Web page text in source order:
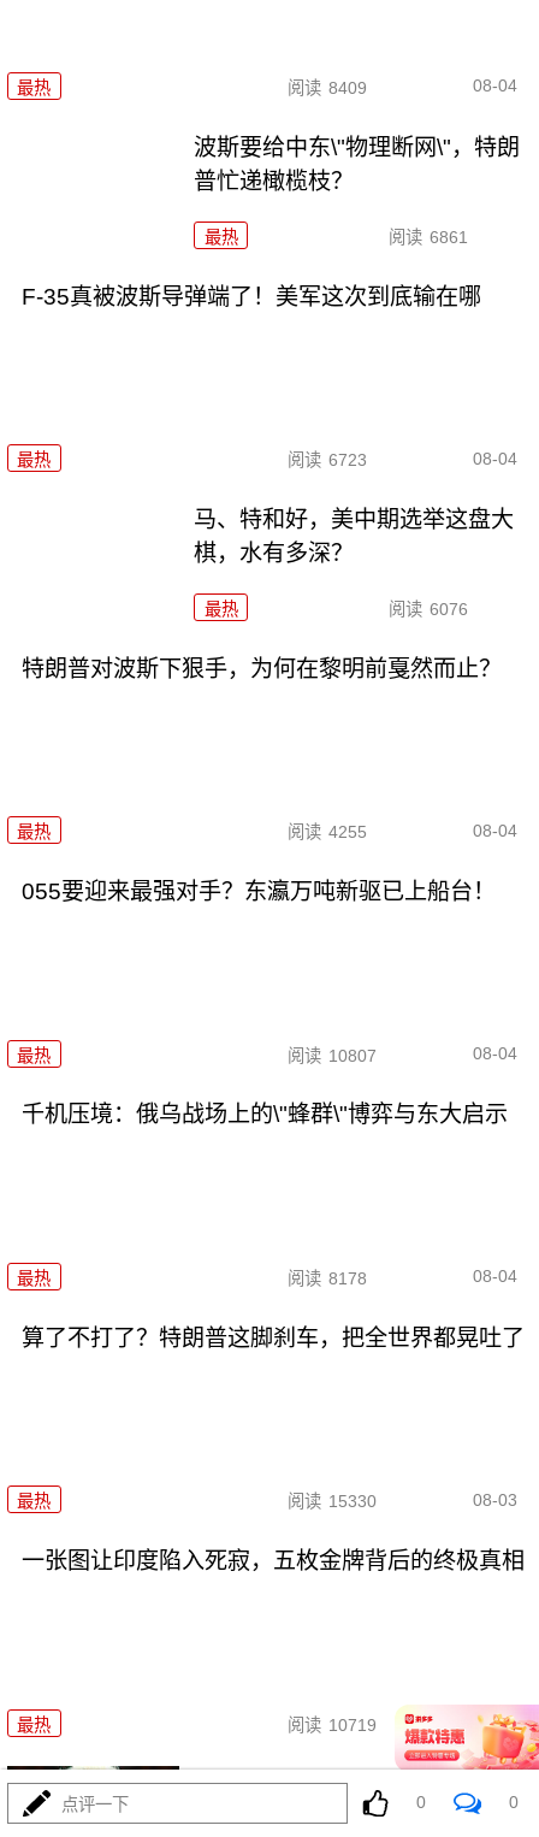
最热 阅读 8409 08-04
波斯要给中东\"物理断网\"，特朗
普忙递橄榄枝？
最热 阅读 6861
F-35真被波斯导弹端了！美军这次到底输在哪
最热 阅读 6723 08-04
马、特和好，美中期选举这盘大
棋，水有多深？
最热 阅读 6076
特朗普对波斯下狠手，为何在黎明前戛然而止？
最热 阅读 4255 08-04
055要迎来最强对手？东瀛万吨新驱已上船台！
最热 阅读 10807 08-04
千机压境：俄乌战场上的\"蜂群\"博弈与东大启示
最热 阅读 8178 08-04
算了不打了？特朗普这脚刹车，把全世界都晃吐了
最热 阅读 15330 08-03
一张图让印度陷入死寂，五枚金牌背后的终极真相
最热 阅读 10719 08-03
美国踏进3个大坑把自己埋了！恐
怕一个都爬不出
点评一下 0 0